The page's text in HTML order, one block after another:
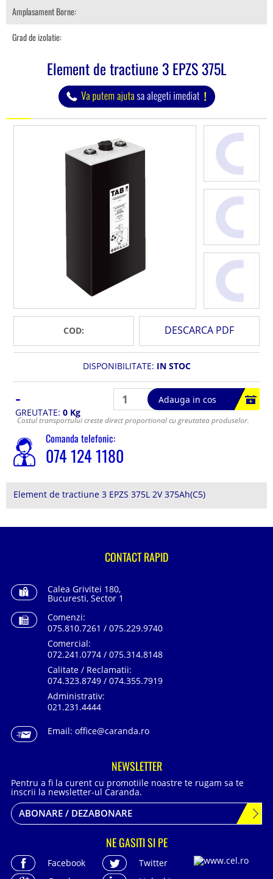
Amplasament Borne:
Grad de izolatie:
Element de tractiune 3 EPZS 375L
COD: DESCARCA PDF
DISPONIBILITATE: IN STOC
-
Adauga in cos
GREUTATE: 0 Kg
Costul transportului creste direct proportional cu greutatea produselor.
Comanda telefonic:
074 124 1180
Element de tractiune 3 EPZS 375L 2V 375Ah(C5)
CONTACT RAPID
Calea Grivitei 180,
Bucuresti, Sector 1
Comenzi:
075.810.7261 / 075.229.9740
Comercial:
072.241.0774 / 075.314.8148
Calitate / Reclamatii:
074.323.8749 / 074.355.7919
Administrativ:
021.231.4444
Email: office@caranda.ro
NEWSLETTER
Pentru a fi la curent cu promotiile noastre te rugam sa te
inscrii la newsletter-ul Caranda.
ABONARE / DEZABONARE
NE GASITI SI PE
Facebook
Twitter